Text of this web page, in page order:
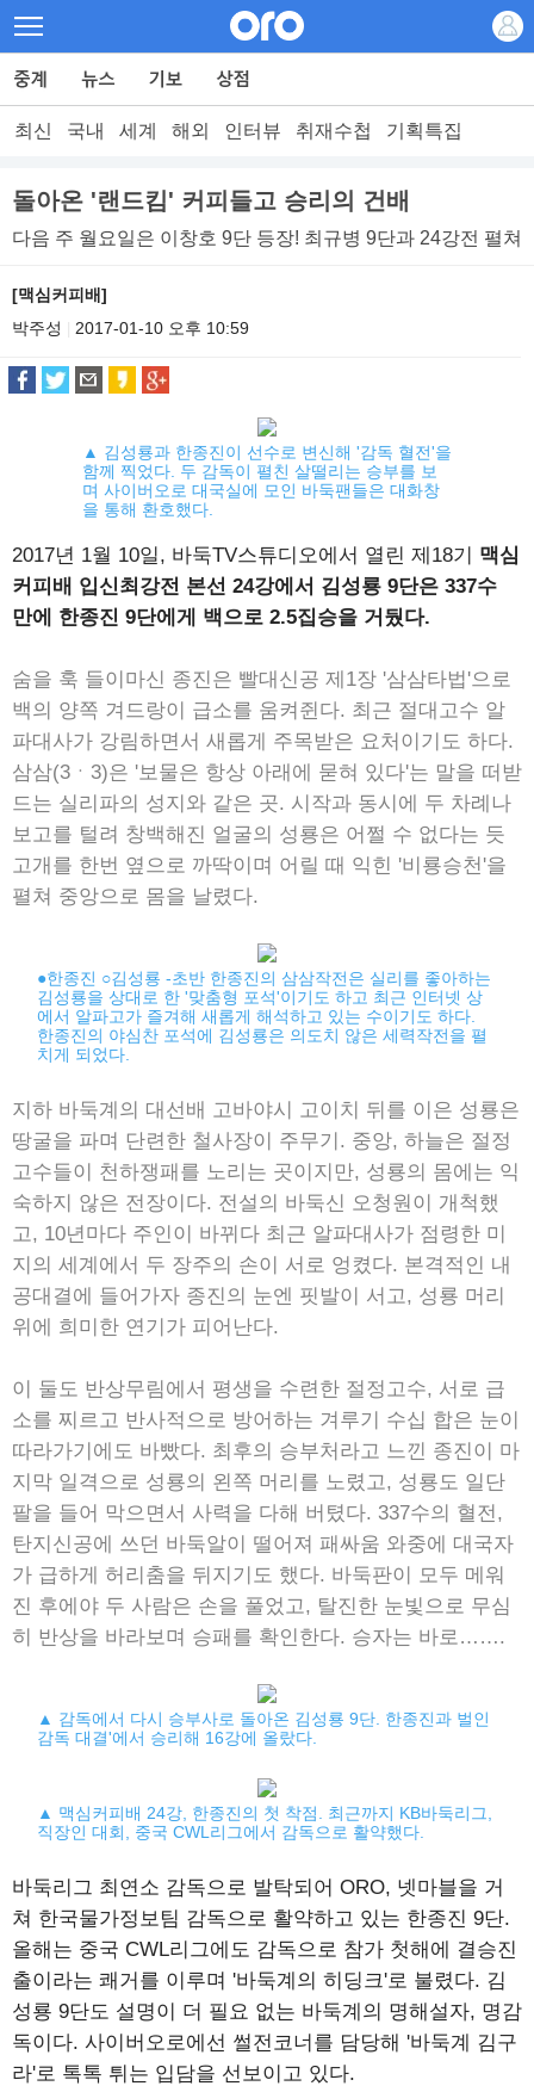
최신 국내 세계 해외 인터뷰 취재수첩 기획특집
돌아온 '랜드킴' 커피들고 승리의 건배
다음 주 월요일은 이창호 9단 등장! 최규병 9단과 24강전 펼쳐
[맥심커피배]
박주성
2017-01-10 오후 10:59
▲ 김성룡과 한종진이 선수로 변신해 '감독 혈전'을
함께 찍었다. 두 감독이 펼친 살떨리는 승부를 보
며 사이버오로 대국실에 모인 바둑팬들은 대화창
을 통해 환호했다.
2017년 1월 10일, 바둑TV스튜디오에서 열린 제18기 맥심
커피배 입신최강전 본선 24강에서 김성룡 9단은 337수
만에 한종진 9단에게 백으로 2.5집승을 거뒀다.
숨을 훅 들이마신 종진은 빨대신공 제1장 '삼삼타법'으로
백의 양쪽 겨드랑이 급소를 움켜쥔다. 최근 절대고수 알
파대사가 강림하면서 새롭게 주목받은 요처이기도 하다.
삼삼(3ㆍ3)은 '보물은 항상 아래에 묻혀 있다'는 말을 떠받
드는 실리파의 성지와 같은 곳. 시작과 동시에 두 차례나
보고를 털려 창백해진 얼굴의 성룡은 어쩔 수 없다는 듯
고개를 한번 옆으로 까딱이며 어릴 때 익힌 '비룡승천'을
펼쳐 중앙으로 몸을 날렸다.
●한종진 ○김성룡 -초반 한종진의 삼삼작전은 실리를 좋아하는
김성룡을 상대로 한 '맞춤형 포석'이기도 하고 최근 인터넷 상
에서 알파고가 즐겨해 새롭게 해석하고 있는 수이기도 하다.
한종진의 야심찬 포석에 김성룡은 의도치 않은 세력작전을 펼
치게 되었다.
지하 바둑계의 대선배 고바야시 고이치 뒤를 이은 성룡은
땅굴을 파며 단련한 철사장이 주무기. 중앙, 하늘은 절정
고수들이 천하쟁패를 노리는 곳이지만, 성룡의 몸에는 익
숙하지 않은 전장이다. 전설의 바둑신 오청원이 개척했
고, 10년마다 주인이 바뀌다 최근 알파대사가 점령한 미
지의 세계에서 두 장주의 손이 서로 엉켰다. 본격적인 내
공대결에 들어가자 종진의 눈엔 핏발이 서고, 성룡 머리
위에 희미한 연기가 피어난다.
이 둘도 반상무림에서 평생을 수련한 절정고수, 서로 급
소를 찌르고 반사적으로 방어하는 겨루기 수십 합은 눈이
따라가기에도 바빴다. 최후의 승부처라고 느낀 종진이 마
지막 일격으로 성룡의 왼쪽 머리를 노렸고, 성룡도 일단
팔을 들어 막으면서 사력을 다해 버텼다. 337수의 혈전,
탄지신공에 쓰던 바둑알이 떨어져 패싸움 와중에 대국자
가 급하게 허리춤을 뒤지기도 했다. 바둑판이 모두 메워
진 후에야 두 사람은 손을 풀었고, 탈진한 눈빛으로 무심
히 반상을 바라보며 승패를 확인한다. 승자는 바로…….
▲ 감독에서 다시 승부사로 돌아온 김성룡 9단. 한종진과 벌인
감독 대결'에서 승리해 16강에 올랐다.
▲ 맥심커피배 24강, 한종진의 첫 착점. 최근까지 KB바둑리그,
직장인 대회, 중국 CWL리그에서 감독으로 활약했다.
바둑리그 최연소 감독으로 발탁되어 ORO, 넷마블을 거
쳐 한국물가정보팀 감독으로 활약하고 있는 한종진 9단.
올해는 중국 CWL리그에도 감독으로 참가 첫해에 결승진
출이라는 쾌거를 이루며 '바둑계의 히딩크'로 불렸다. 김
성룡 9단도 설명이 더 필요 없는 바둑계의 명해설자, 명감
독이다. 사이버오로에선 썰전코너를 담당해 '바둑계 김구
라'로 톡톡 튀는 입담을 선보이고 있다.